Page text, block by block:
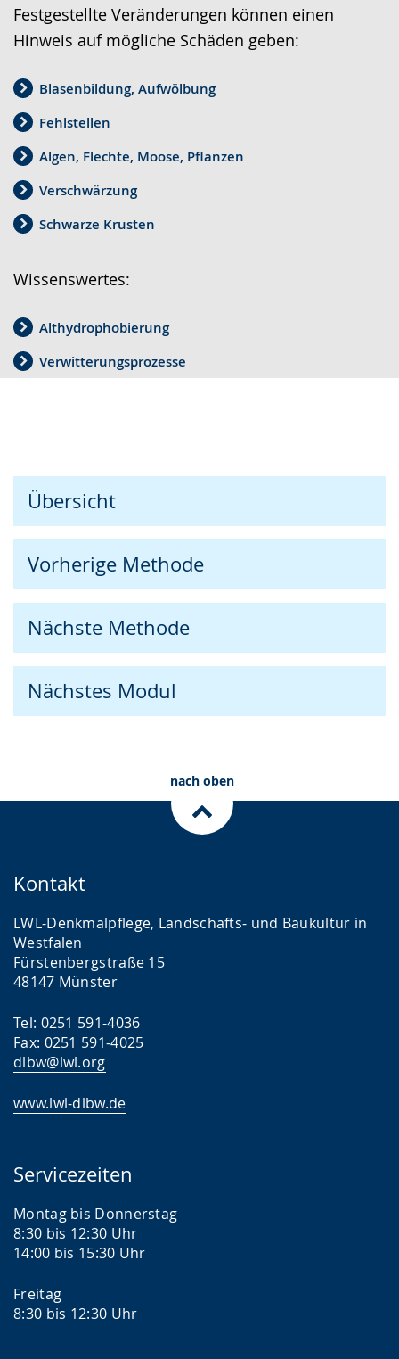
Festgestellte Veränderungen können einen
Hinweis auf mögliche Schäden geben:
Blasenbildung, Aufwölbung
Fehlstellen
Algen, Flechte, Moose, Pflanzen
Verschwärzung
Schwarze Krusten
Wissenswertes:
Althydrophobierung
Verwitterungsprozesse
Übersicht
Vorherige Methode
Nächste Methode
Nächstes Modul
nach oben
Kontakt
LWL-Denkmalpflege, Landschafts- und Baukultur in
Westfalen
Fürstenbergstraße 15
48147 Münster
Tel: 0251 591-4036
Fax: 0251 591-4025
dlbw@lwl.org
www.lwl-dlbw.de
Servicezeiten
Montag bis Donnerstag
8:30 bis 12:30 Uhr
14:00 bis 15:30 Uhr
Freitag
8:30 bis 12:30 Uhr